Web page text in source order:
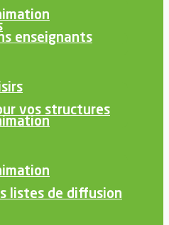
enseignants
vos structures
listes de diffusion